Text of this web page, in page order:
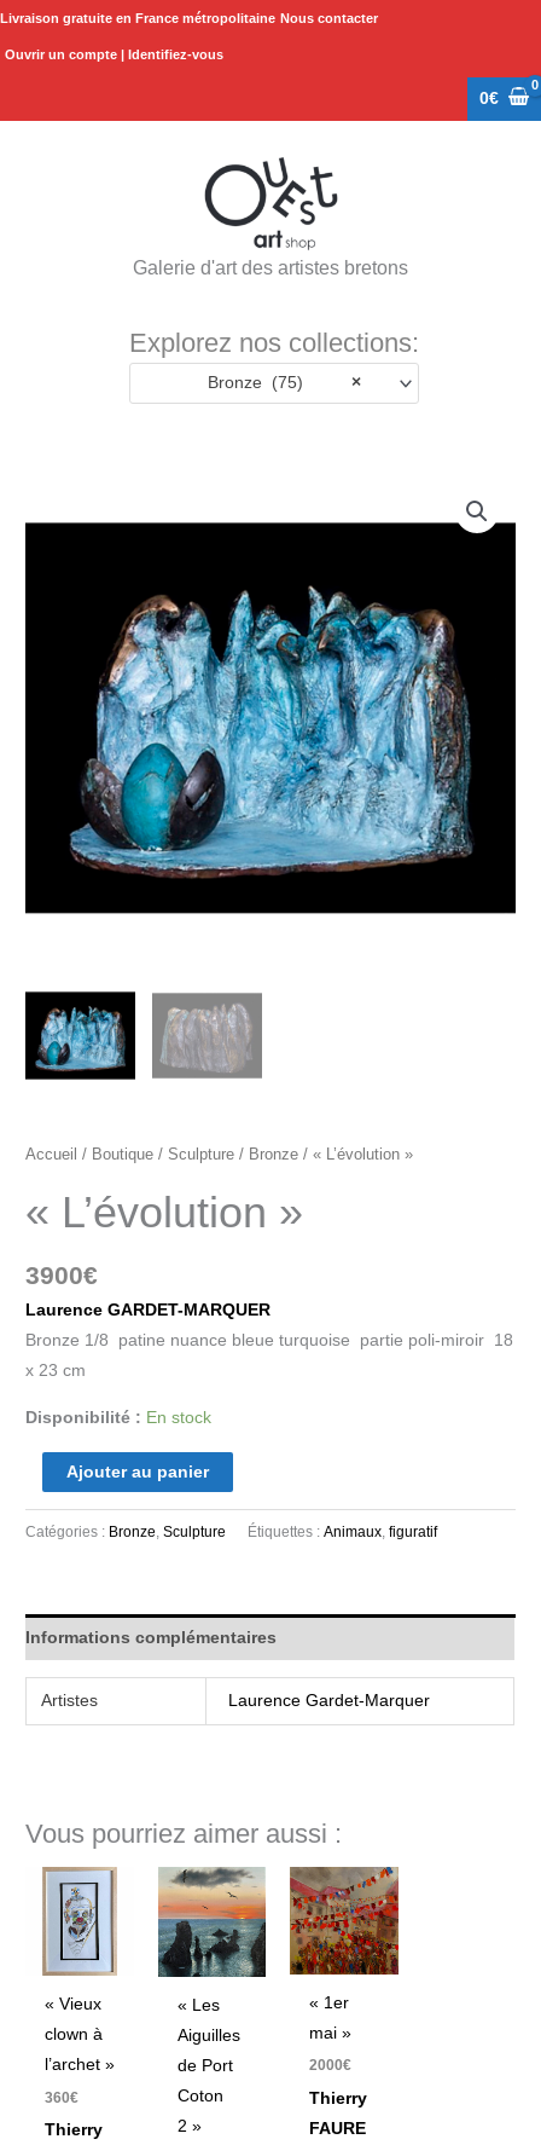
Aller
Livraison gratuite en France métropolitaine Nous contacter
Ouvrir un compte | Identifiez-vous
0€
Galerie d'art des artistes bretons
Explorez nos collections:
×
Bronze (75)
Accueil / Boutique / Sculpture / Bronze / « L’évolution »
« L’évolution »
3900€
Laurence GARDET-MARQUER
Bronze 1/8 patine nuance bleue turquoise partie poli-miroir 18
x 23 cm
Disponibilité : En stock
Ajouter au panier
Catégories : Bronze,Sculpture Étiquettes :Animaux,figuratif
Informations complémentaires
Artistes Laurence Gardet-Marquer
Vous pourriez aimer aussi :
« Vieux
clown à
l’archet »
360€
Thierry
« Les
Aiguilles
de Port
Coton
2 »
« 1er
mai »
2000€
Thierry
FAURE